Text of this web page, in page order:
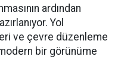
ardından
Yol
ve çevre düzenleme
bir görünüme